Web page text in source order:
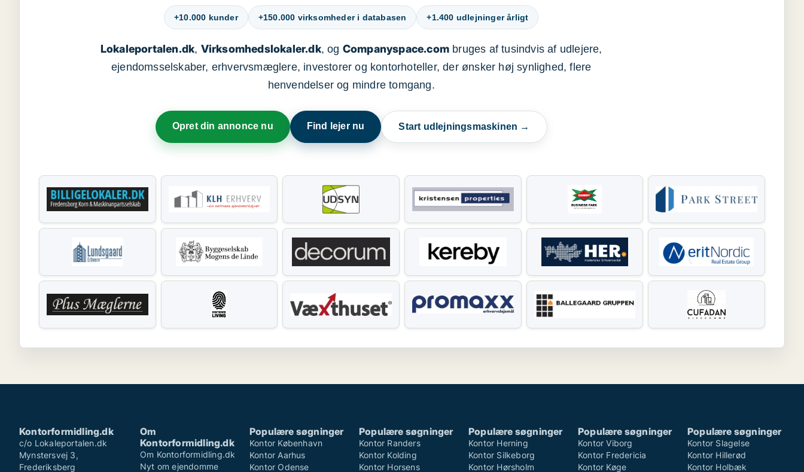
+10.000 kunder +150.000 virksomheder i databasen +1.400 udlejninger årligt
Lokaleportalen.dk, Virksomhedslokaler.dk, og Companyspace.combruges af tusindvis af udlejere,
ejendomsselskaber, erhvervsmæglere, investorer og kontorhoteller, der ønsker høj synlighed, flere
henvendelser og mindre tomgang.
Opret din annonce nu Find lejer nu Start udlejningsmaskinen →
Kontorformidling.dk
c/o Lokaleportalen.dk
Mynstersvej 3,
Frederiksberg
Om
Kontorformidling.dk
Om Kontorformidling.dk
Nyt om ejendomme
Populære søgninger
Kontor København
Kontor Aarhus
Kontor Odense
Populære søgninger
Kontor Randers
Kontor Kolding
Kontor Horsens
Populære søgninger
Kontor Herning
Kontor Silkeborg
Kontor Hørsholm
Populære søgninger
Kontor Viborg
Kontor Fredericia
Kontor Køge
Populære søgninger
Kontor Slagelse
Kontor Hillerød
Kontor Holbæk